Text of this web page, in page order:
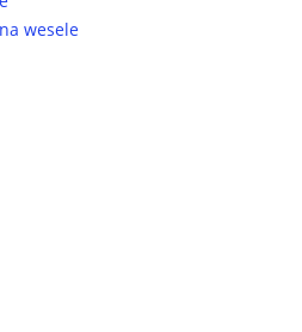
wesele